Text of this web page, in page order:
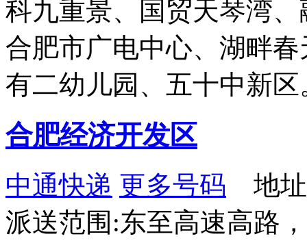
科九重景、国贸天琴湾
合肥市广电中心、湖畔
有二幼儿园、五十中新
合肥经济开发区
中通快递 更多号码 地址
派送范围:东至高速高路